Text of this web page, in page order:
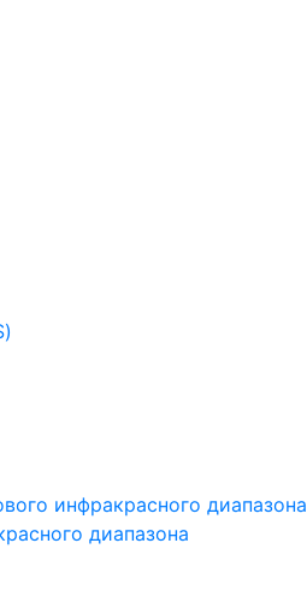
инфракрасного диапазона
диапазона